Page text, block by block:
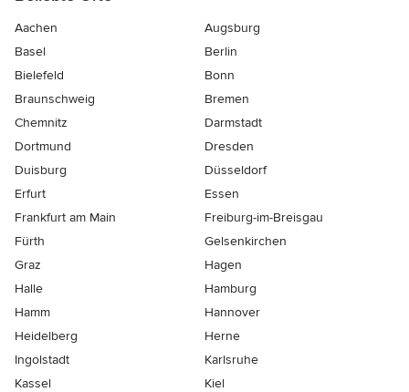
Aachen
Augsburg
Basel
Berlin
Bielefeld
Bonn
Braunschweig
Bremen
Chemnitz
Darmstadt
Dortmund
Dresden
Duisburg
Düsseldorf
Erfurt
Essen
Frankfurt am Main
Freiburg-im-Breisgau
Fürth
Gelsenkirchen
Graz
Hagen
Halle
Hamburg
Hamm
Hannover
Heidelberg
Herne
Ingolstadt
Karlsruhe
Kassel
Kiel